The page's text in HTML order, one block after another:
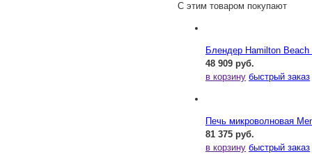
С этим товаром покупают
Блендер Hamilton Beach
48 909 руб.
в корзину быстрый заказ
Печь микроволновая
81 375 руб.
в корзину быстрый заказ